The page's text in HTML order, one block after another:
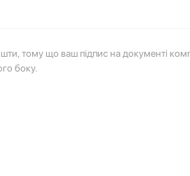
тому що ваш підпис на документі
боку.